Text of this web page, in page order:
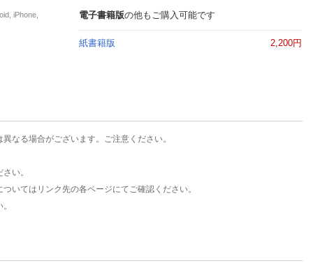
iPhone,
電子書籍版の他もご購入可能です
紙書籍版 2,200円
なる場合がございます。ご注意ください。
い。
いてはリンク先の各ページにてご確認ください。